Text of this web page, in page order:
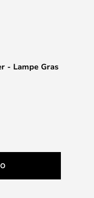
- Lampe Gras